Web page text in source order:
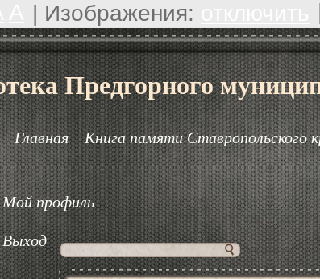
| Изображения:
Предгорного
Главная Книга памяти Ставропольского
Мой профиль
Выход